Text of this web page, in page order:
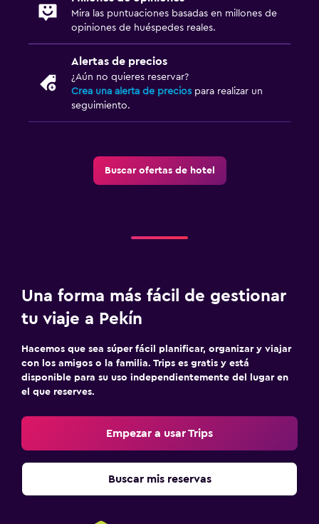
Mira las puntuaciones basadas en millones de
opiniones de huéspedes reales.
Alertas de precios
¿Aún no quieres reservar?
Crea una alerta de precios para realizar un
seguimiento.
Buscar ofertas de hotel
Una forma más fácil de gestionar
tu viaje a Pekín
Hacemos que sea súper fácil planificar, organizar y viajar
con los amigos o la familia. Trips es gratis y está
disponible para su uso independientemente del lugar en
el que reserves.
Empezar a usar Trips
Buscar mis reservas